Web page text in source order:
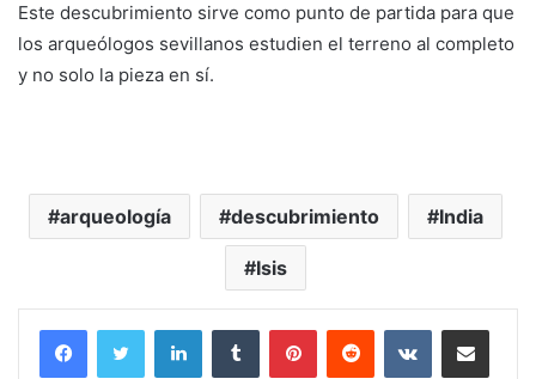
Este descubrimiento sirve como punto de partida para que
los arqueólogos sevillanos estudien el terreno al completo
y no solo la pieza en sí.
arqueología descubrimiento India
Isis